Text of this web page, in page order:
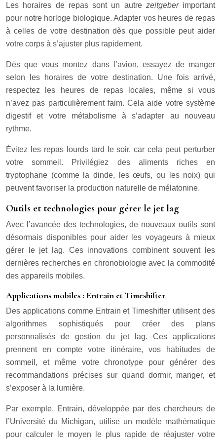
Les horaires de repas sont un autre zeitgeber important
pour notre horloge biologique. Adapter vos heures de repas
à celles de votre destination dès que possible peut aider
votre corps à s’ajuster plus rapidement.
Dès que vous montez dans l’avion, essayez de manger
selon les horaires de votre destination. Une fois arrivé,
respectez les heures de repas locales, même si vous
n’avez pas particulièrement faim. Cela aide votre système
digestif et votre métabolisme à s’adapter au nouveau
rythme.
Évitez les repas lourds tard le soir, car cela peut perturber
votre sommeil. Privilégiez des aliments riches en
tryptophane (comme la dinde, les œufs, ou les noix) qui
peuvent favoriser la production naturelle de mélatonine.
Outils et technologies pour gérer le jet lag
Avec l’avancée des technologies, de nouveaux outils sont
désormais disponibles pour aider les voyageurs à mieux
gérer le jet lag. Ces innovations combinent souvent les
dernières recherches en chronobiologie avec la commodité
des appareils mobiles.
Applications mobiles : Entrain et Timeshifter
Des applications comme Entrain et Timeshifter utilisent des
algorithmes sophistiqués pour créer des plans
personnalisés de gestion du jet lag. Ces applications
prennent en compte votre itinéraire, vos habitudes de
sommeil, et même votre chronotype pour générer des
recommandations précises sur quand dormir, manger, et
s’exposer à la lumière.
Par exemple, Entrain, développée par des chercheurs de
l’Université du Michigan, utilise un modèle mathématique
pour calculer le moyen le plus rapide de réajuster votre